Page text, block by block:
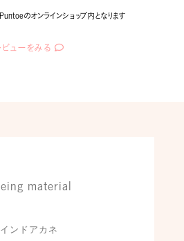
のオンラインショップ内となります
ビューをみる
material
インドアカネ